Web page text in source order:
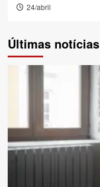
24/abril
Últimas notícias